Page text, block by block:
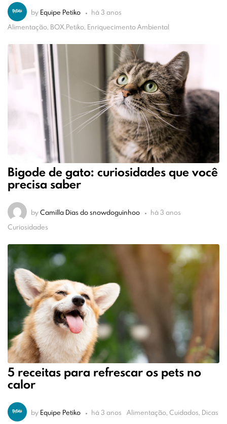
by Equipe Petiko
há 3 anos
Alimentação, BOX.Petiko, Enriquecimento Ambiental
Bigode de gato: curiosidades que você
precisa saber
byCamilla Dias do snowdoguinhoo
há 3 anos
Curiosidades
5 receitas para refrescar os pets no
calor
by Equipe Petiko há 3 anos Alimentação, Cuidados, Dicas